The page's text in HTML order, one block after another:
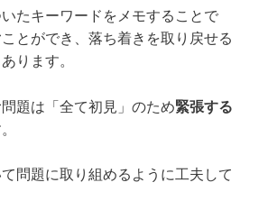
たキーワードをメモすることで
ことができ、落ち着きを取り戻せる
ります。
題は「全て初見」のため緊張する
問題に取り組めるように工夫して